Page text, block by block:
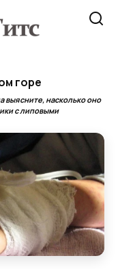
горе
выясните, насколько оно
с липовыми